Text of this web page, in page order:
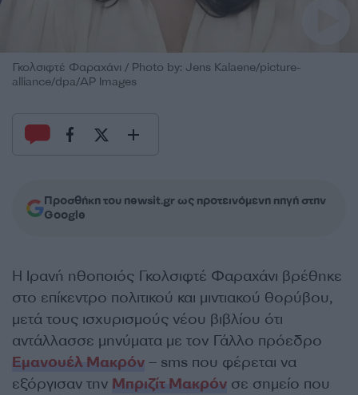
Γκολσιφτέ Φαραχάνι / Photo by: Jens Kalaene/picture-
alliance/dpa/AP Images
Προσθήκη του newsit.gr ως προτεινόμενη πηγή στην
Google
Η Ιρανή ηθοποιός Γκολσιφτέ Φαραχάνι βρέθηκε
στο επίκεντρο πολιτικού και μιντιακού θορύβου,
μετά τους ισχυρισμούς νέου βιβλίου ότι
αντάλλασσε μηνύματα με τον Γάλλο πρόεδρο
Εμανουέλ Μακρόν – sms που φέρεται να
εξόργισαν την Μπριζίτ Μακρόν σε σημείο που